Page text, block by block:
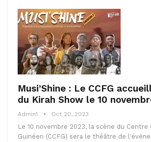
Musi’Shine : Le CCFG
du Kirah Show le 10
Admin1 Oct 20, 2023
Le 10 novembre 2023, la scène du Centre
Guinéen (CCFG) sera le théâtre de